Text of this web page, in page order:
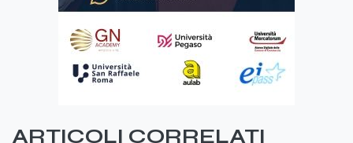
ARTICOLI CORRELATI